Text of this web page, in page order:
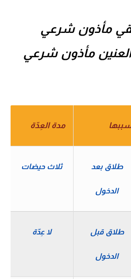
مأذون شرعي
مأذون شرعي
مدة العِدّة
طلاق بعد
الدخول
ثلاث حيضات
طلاق قبل
الدخول
لا عِدّة